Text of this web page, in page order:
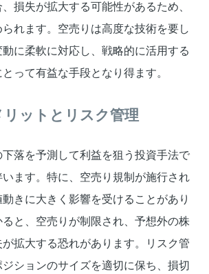
損失が拡大する可能性があるため、
れます。空売りは高度な技術を要し
に柔軟に対応し、戦略的に活用する
って有益な手段となり得ます。
ットとリスク管理
落を予測して利益を狙う投資手法で
ます。特に、空売り規制が施行され
きに大きく影響を受けることがあり
ると、空売りが制限され、予想外の株
拡大する恐れがあります。リスク管
ションのサイズを適切に保ち、損切